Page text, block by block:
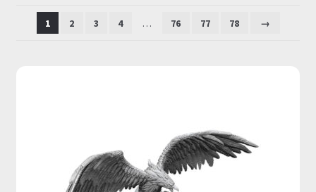
1 2 3 4 … 76 77 78 →